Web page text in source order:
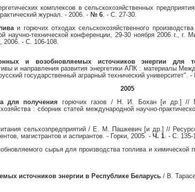
комплексов в сельскохозяйственных
журнал. - 2006. - № 6. - С. 27-30.
и горючих отходах сельскохозяйственного
технической конференции, 29-30 ноября 2006 г., г.
2006. - С. 106-108.
и возобновляемых источников энергии для
и направления развития энергетики АПК : материалы
государственный аграрный технический университет".
2005
для получения горючих газов / Н. И. Бохан [и др.] //
: сборник статей международной научно-
сельхозпредприятий / Е. М. Пашкевич [и др.] //
магистрантов и аспирантов. - Горки, 2005. - Ч. 1. - С. 135-
сырья для производства топлива и
источников энергии в Республике Беларусь/ В.